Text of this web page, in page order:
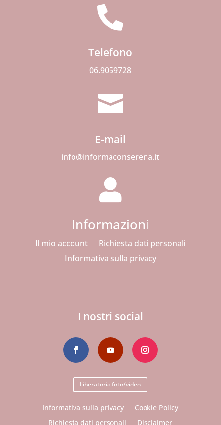

Telefono
06.9059728

E-mail
info@informaconserena.it

Informazioni
Il mio account
Richiesta dati personali
Informativa sulla privacy
I nostri social
Liberatoria foto/video
Informativa sulla privacy
Cookie Policy
Richiesta dati personali
Disclaimer